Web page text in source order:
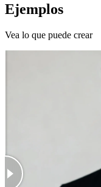
Ejemplos
Vea lo que puede crear